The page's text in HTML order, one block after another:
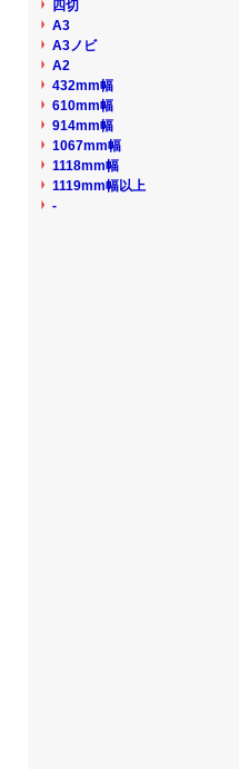
四切
A3
A3ノビ
A2
432mm幅
610mm幅
914mm幅
1067mm幅
1118mm幅
1119mm幅以上
-